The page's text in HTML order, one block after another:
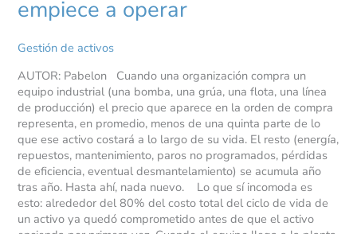
empiece a operar
Gestión de activos
AUTOR: Pabelon Cuando una organización compra un
equipo industrial (una bomba, una grúa, una flota, una línea
de producción) el precio que aparece en la orden de compra
representa, en promedio, menos de una quinta parte de lo
que ese activo costará a lo largo de su vida. El resto (energía,
repuestos, mantenimiento, paros no programados, pérdidas
de eficiencia, eventual desmantelamiento) se acumula año
tras año. Hasta ahí, nada nuevo. Lo que sí incomoda es
esto: alrededor del 80% del costo total del ciclo de vida de
un activo ya quedó comprometido antes de que el activo